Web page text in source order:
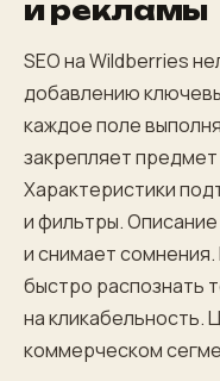
и рекламы
SEO на Wildberries
добавлению
каждое поле
закрепляет
Характеристики
и фильтры.
и снимает
быстро распознать
на кликабельность.
коммерческом